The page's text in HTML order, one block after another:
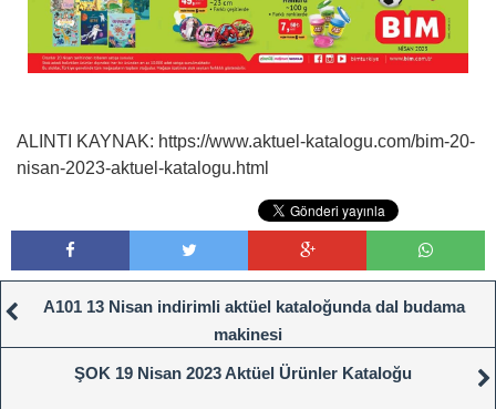
ALINTI KAYNAK: https://www.aktuel-katalogu.com/bim-20-
nisan-2023-aktuel-katalogu.html
A101 13 Nisan indirimli aktüel kataloğunda dal budama
makinesi
ŞOK 19 Nisan 2023 Aktüel Ürünler Kataloğu